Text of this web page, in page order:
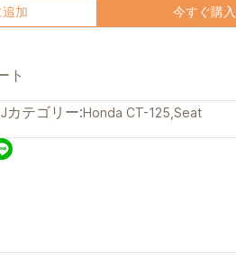
加
今すぐ購入
ト
カテゴリー:Honda CT-125 Seat